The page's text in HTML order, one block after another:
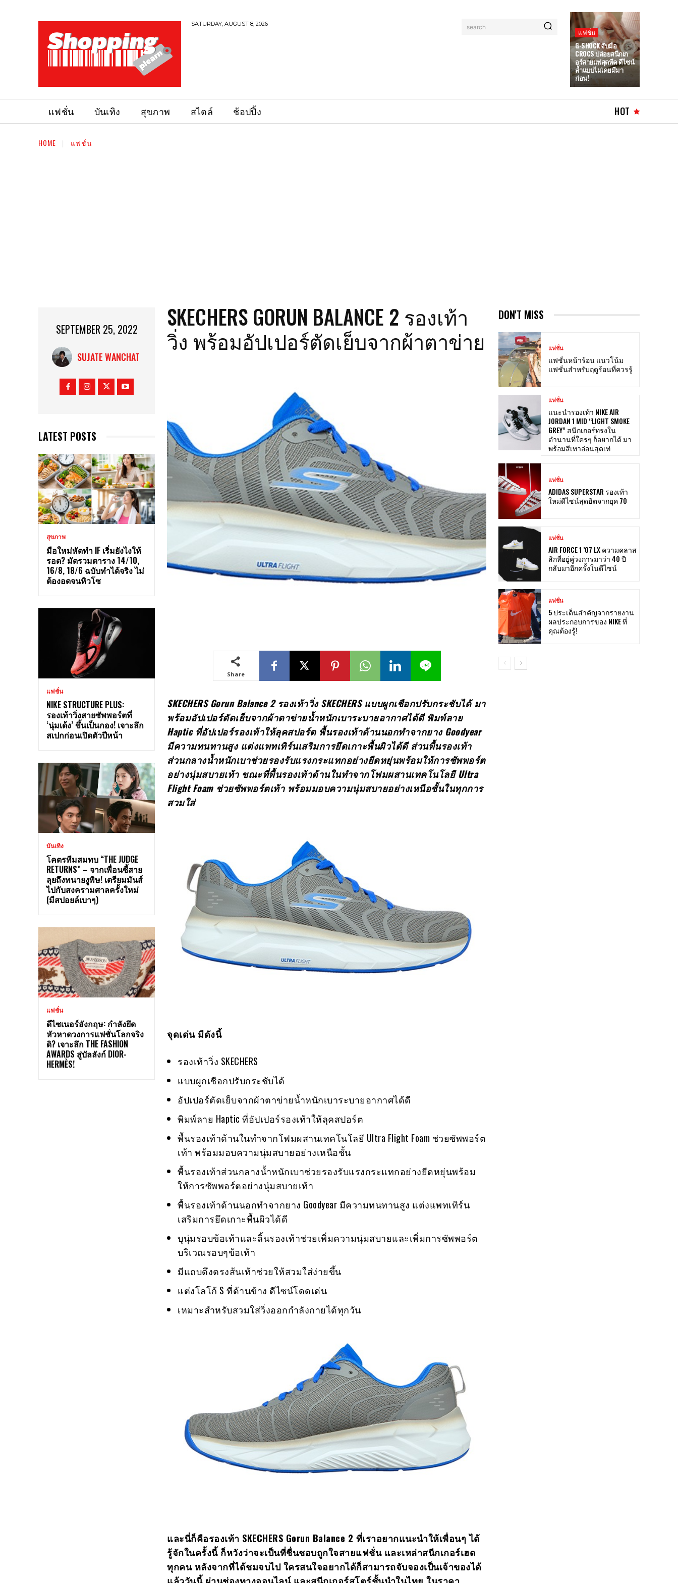
SATURDAY, AUGUST 8, 2026 search
แฟชั่น
G-SHOCK จับมือ
CROCS ปล่อยสนีกเก
อร์สายแฟสุดพีค ดีไซน์
ล้ำแบบไม่เคยมีมา
ก่อน!
แฟชั่น บันเทิง สุขภาพ สไตล์ ช้อปปิ้ง HOT
HOME แฟชั่น
SEPTEMBER 25, 2022
SUJATE WANCHAT
LATEST POSTS
สุขภาพ
มือใหม่หัดทำ IF เริ่มยังไงให้
รอด? มัดรวมตาราง 14/10,
16/8, 18/6 ฉบับทำได้จริง ไม่
ต้องอดจนหิวโซ
แฟชั่น
NIKE STRUCTURE PLUS:
รองเท้าวิ่งสายซัพพอร์ตที่
‘นุ่มเด้ง’ ขึ้นเป็นกอง! เจาะลึก
สเปกก่อนเปิดตัวปีหน้า
บันเทิง
โคตรทีมสมทบ “THE JUDGE
RETURNS” – จากเพื่อนซี้สาย
ลุยถึงทนายงูพิษ! เตรียมมันส์
ไปกับสงครามศาลครั้งใหม่
(มีสปอยล์เบาๆ)
แฟชั่น
ดีไซเนอร์อังกฤษ: กำลังยึด
หัวหาดวงการแฟชั่นโลกจริง
ดิ? เจาะลึก THE FASHION
AWARDS สู่บัลลังก์ DIOR-
HERMÈS!
SKECHERS GORUN BALANCE 2 รองเท้า
วิ่ง พร้อมอัปเปอร์ตัดเย็บจากผ้าตาข่าย
Share
SKECHERS Gorun Balance 2 รองเท้าวิ่ง SKECHERS แบบผูกเชือกปรับกระชับได้ มา
พร้อมอัปเปอร์ตัดเย็บจากผ้าตาข่ายน้ำหนักเบาระบายอากาศได้ดี พิมพ์ลาย
Haptic ที่อัปเปอร์รองเท้าให้ลุคสปอร์ต พื้นรองเท้าด้านนอกทำจากยาง Goodyear
มีความทนทานสูง แต่งแพทเทิร์นเสริมการยึดเกาะพื้นผิวได้ดี ส่วนพื้นรองเท้า
ส่วนกลางน้ำหนักเบาช่วยรองรับแรงกระแทกอย่างยืดหยุ่นพร้อมให้การซัพพอร์ต
อย่างนุ่มสบายเท้า ขณะที่พื้นรองเท้าด้านในทำจากโฟมผสานเทคโนโลยี Ultra
Flight Foam ช่วยซัพพอร์ตเท้า พร้อมมอบความนุ่มสบายอย่างเหนือชั้นในทุกการ
สวมใส่
จุดเด่น มีดังนี้
รองเท้าวิ่ง SKECHERS
แบบผูกเชือกปรับกระชับได้
อัปเปอร์ตัดเย็บจากผ้าตาข่ายน้ำหนักเบาระบายอากาศได้ดี
พิมพ์ลาย Haptic ที่อัปเปอร์รองเท้าให้ลุคสปอร์ต
พื้นรองเท้าด้านในทำจากโฟมผสานเทคโนโลยี Ultra Flight Foam ช่วยซัพพอร์ต
เท้า พร้อมมอบความนุ่มสบายอย่างเหนือชั้น
พื้นรองเท้าส่วนกลางน้ำหนักเบาช่วยรองรับแรงกระแทกอย่างยืดหยุ่นพร้อม
ให้การซัพพอร์ตอย่างนุ่มสบายเท้า
พื้นรองเท้าด้านนอกทำจากยาง Goodyear มีความทนทานสูง แต่งแพทเทิร์น
เสริมการยึดเกาะพื้นผิวได้ดี
บุนุ่มรอบข้อเท้าและลิ้นรองเท้าช่วยเพิ่มความนุ่มสบายและเพิ่มการซัพพอร์ต
บริเวณรอบๆข้อเท้า
มีแถบดึงตรงส้นเท้าช่วยให้สวมใส่ง่ายขึ้น
แต่งโลโก้ S ที่ด้านข้าง ดีไซน์โดดเด่น
เหมาะสำหรับสวมใส่วิ่งออกกำลังกายได้ทุกวัน
และนี่ก็คือรองเท้า SKECHERS Gorun Balance 2 ที่เราอยากแนะนำให้เพื่อนๆ ได้
รู้จักในครั้งนี้ ก็หวังว่าจะเป็นที่ชื่นชอบถูกใจสายแฟชั่น และเหล่าสนีกเกอร์เฮด
ทุกคน หลังจากที่ได้ชมจบไป ใครสนใจอยากได้ก็สามารถจับจองเป็นเจ้าของได้
DON'T MISS
แฟชั่น
แฟชั่นหน้าร้อน แนวโน้ม
แฟชั่นสำหรับฤดูร้อนที่ควรรู้
แฟชั่น
แนะนำรองเท้า NIKE AIR
JORDAN 1 MID “LIGHT SMOKE
GREY” สนีกเกอร์ทรงใน
ตำนานที่ใครๆ ก็อยากได้ มา
พร้อมสีเทาอ่อนสุดเท่
แฟชั่น
ADIDAS SUPERSTAR รองเท้า
ใหม่ดีไซน์สุดฮิตจากยุค 70
แฟชั่น
AIR FORCE 1 ’07 LX ความคลาส
สิกที่อยู่คู่วงการมาว่า 40 ปี
กลับมาอีกครั้งในดีไซน์
แฟชั่น
5 ประเด็นสำคัญจากรายงาน
ผลประกอบการของ NIKE ที่
คุณต้องรู้!